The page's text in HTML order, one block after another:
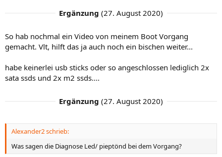
Ergänzung (27. August 2020)
So hab nochmal ein Video von meinem Boot Vorgang
gemacht. Vlt, hilft das ja auch noch ein bischen weiter...
habe keinerlei usb sticks oder so angeschlossen lediglich 2x
sata ssds und 2x m2 ssds....
Ergänzung (27. August 2020)
Alexander2 schrieb:
Was sagen die Diagnose Led/ pieptönd bei dem Vorgang?